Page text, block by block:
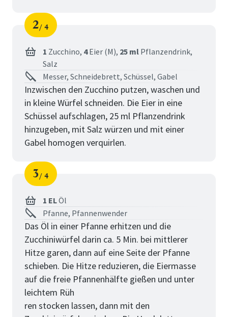
Schritt
2
von
4
1 Zucchino, 4Eier (M), 25 ml Pflanzendrink,
Salz
Messer, Schneidebrett, Schüssel, Gabel
Inzwischen den Zucchino putzen, waschen und
in kleine Würfel schneiden. Die Eier in eine
Schüssel aufschlagen, 25 ml Pflanzendrink
hinzugeben, mit Salz würzen und mit einer
Gabel homogen verquirlen.
Schritt
3
von
4
1 ELÖl
Pfanne, Pfannenwender
Das Öl in einer Pfanne erhitzen und die
Zucchiniwürfel darin ca. 5 Min. bei mittlerer
Hitze garen, dann auf eine Seite der Pfanne
schieben. Die Hitze reduzieren, die Eiermasse
auf die freie Pfannenhälfte gießen und unter
leichtem Rüh
ren stocken lassen, dann mit den